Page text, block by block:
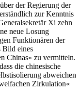
der Regierung der
zur Kenntnis
Xi zehn
neue Losung
Funktionären der
Bild eines
Chinas« zu vermitteln.
die chi­nesische
abweichen
Zirkulation«